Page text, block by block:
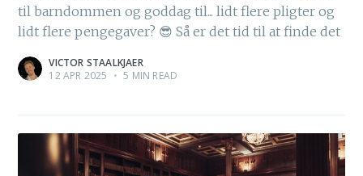
til barndommen og goddag til... lidt flere pligter og
lidt flere pengegaver? 😎 Så er det tid til at finde det
VICTOR STAALKJAER
12 APR 2025 • 5 MIN READ